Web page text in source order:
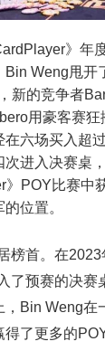
》年
Weng甩开
新的竞争者
用豪客赛狂
六场买入超
进入决赛桌
POY比赛中
位置。
榜首。在
了预赛的决赛
Bin Weng在
得了更多的